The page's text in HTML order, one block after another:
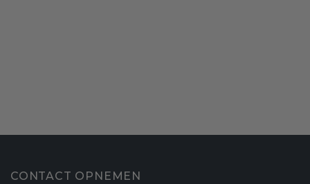
CONTACT OPNEMEN